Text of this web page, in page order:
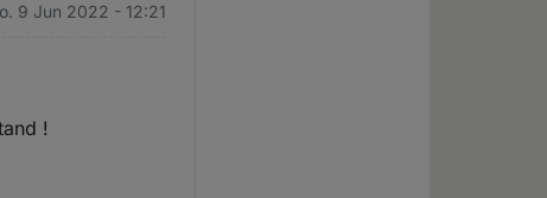
9 Jun 2022 - 12:21
!